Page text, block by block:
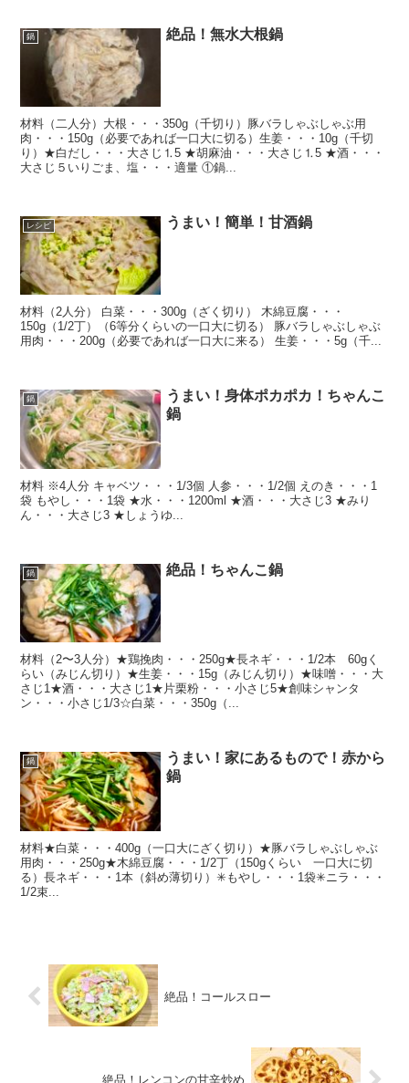
鍋 絶品！無水大根鍋
材料（二人分）大根・・・350g（千切り）豚バラしゃぶしゃぶ用
肉・・・150g（必要であれば一口大に切る）生姜・・・10g（千切
り）★白だし・・・大さじ⒈5 ★胡麻油・・・大さじ⒈5 ★酒・・・
大さじ５いりごま、塩・・・適量 ①鍋...
レシピ うまい！簡単！甘酒鍋
材料（2人分） 白菜・・・300g（ざく切り） 木綿豆腐・・・
150g（1/2丁）（6等分くらいの一口大に切る） 豚バラしゃぶしゃぶ
用肉・・・200g（必要であれば一口大に来る） 生姜・・・5g（千...
鍋
うまい！身体ポカポカ！ちゃんこ
鍋
材料 ※4人分 キャベツ・・・1/3個 人参・・・1/2個 えのき・・・1
袋 もやし・・・1袋 ★水・・・1200ml ★酒・・・大さじ3 ★みり
ん・・・大さじ3 ★しょうゆ...
鍋 絶品！ちゃんこ鍋
材料（2〜3人分）★鶏挽肉・・・250g★長ネギ・・・1/2本 60gく
らい（みじん切り）★生姜・・・15g（みじん切り）★味噌・・・大
さじ1★酒・・・大さじ1★片栗粉・・・小さじ5★創味シャンタ
ン・・・小さじ1/3☆白菜・・・350g（...
鍋
うまい！家にあるもので！赤から
鍋
材料★白菜・・・400g（一口大にざく切り）★豚バラしゃぶしゃぶ
用肉・・・250g★木綿豆腐・・・1/2丁（150gくらい 一口大に切
る）長ネギ・・・1本（斜め薄切り）✳︎もやし・・・1袋✳︎ニラ・・・
1/2束...
絶品！コールスロー
絶品！レンコンの甘辛炒め